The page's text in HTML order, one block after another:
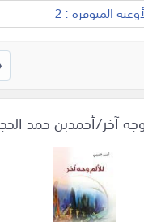
المتوفرة : 2
آخر/أحمدبن حمد